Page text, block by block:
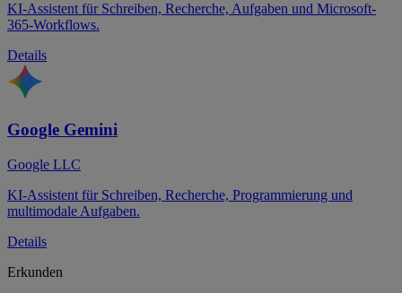
KI-Assistent für Schreiben, Recherche, Aufgaben und Microsoft-
365-Workflows.
Details
Google Gemini
Google LLC
KI-Assistent für Schreiben, Recherche, Programmierung und
multimodale Aufgaben.
Details
Erkunden